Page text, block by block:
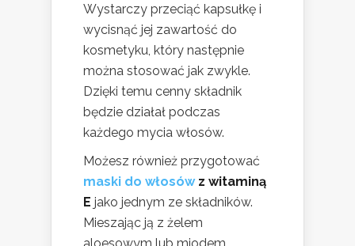
Wystarczy przeciąć kapsułkę i
wycisnąć jej zawartość do
kosmetyku, który następnie
można stosować jak zwykle.
Dzięki temu cenny składnik
będzie działał podczas
każdego mycia włosów.
Możesz również przygotować
maski do włosówz witaminą
E jako jednym ze składników.
Mieszając ją z żelem
aloesowym lub miodem,